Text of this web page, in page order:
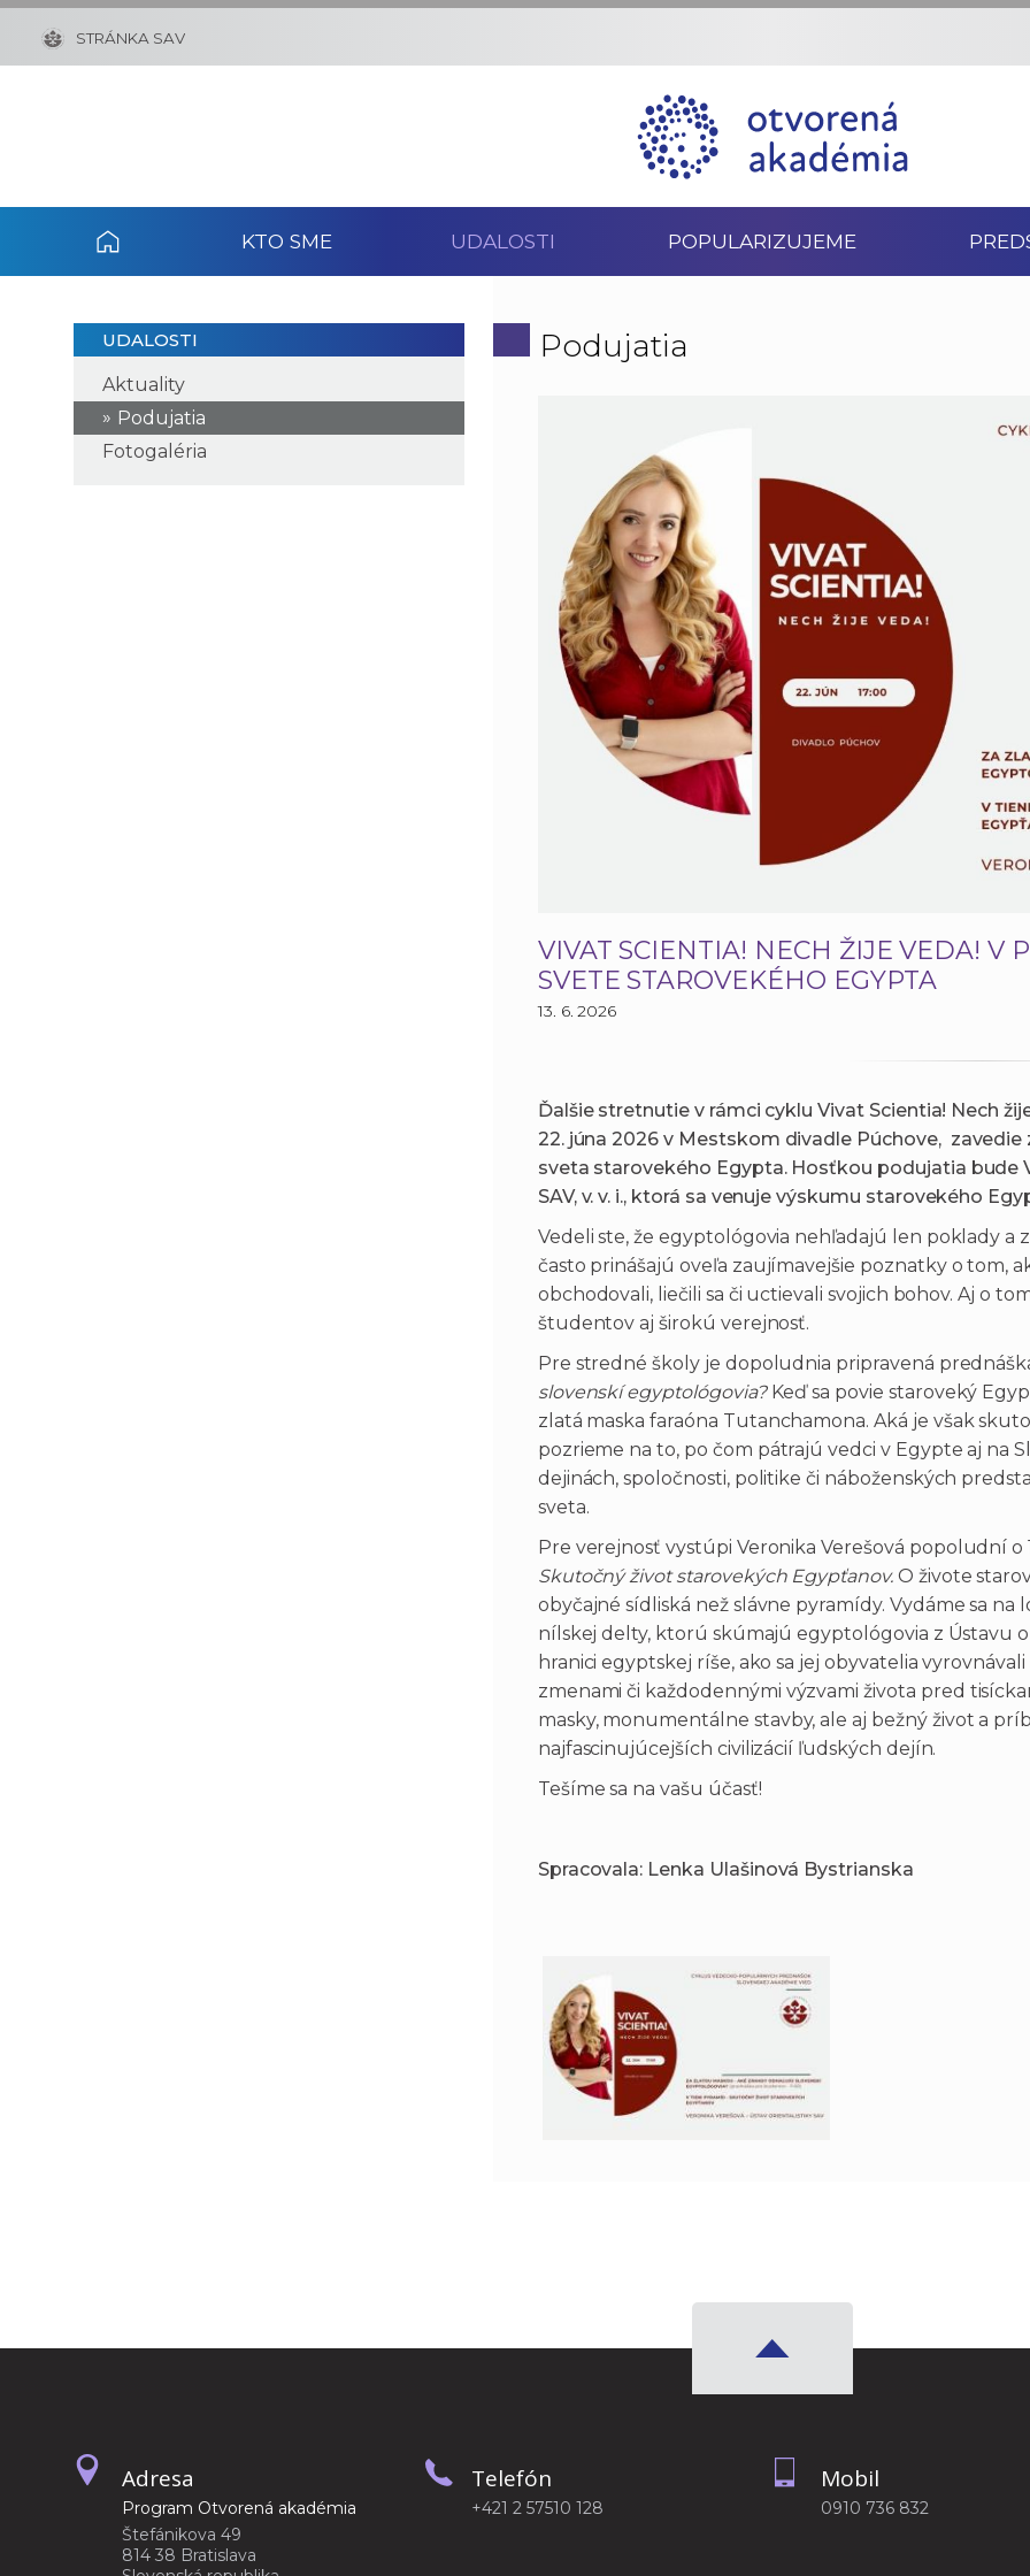
STRÁNKA SAV
KTO SME UDALOSTI POPULARIZUJEME
UDALOSTI
Aktuality
Podujatia
Fotogaléria
Podujatia
VIVAT SCIENTIA! NECH ŽIJE VEDA! V
SVETE STAROVEKÉHO EGYPTA
13. 6. 2026
Ďalšie stretnutie v rámci cyklu Vivat Scientia! Nech
22. júna 2026 v Mestskom divadle Púchove,
sveta starovekého Egypta. Hosťkou podujatia bude
SAV, v. v. i., ktorá sa venuje výskumu starovekého
Vedeli ste, že egyptológovia nehľadajú len poklady a
často prinášajú oveľa zaujímavejšie poznatky o tom,
obchodovali, liečili sa či uctievali svojich bohov. Aj o
študentov aj širokú verejnosť.
Pre stredné školy je dopoludnia pripravená
slovenskí egyptológovia? Keď sa povie staroveký
zlatá maska faraóna Tutanchamona. Aká je však
pozrieme na to, po čom pátrajú vedci v Egypte aj na
dejinách, spoločnosti, politike či náboženských
sveta.
Pre verejnosť vystúpi Veronika Verešová popoludní o
Skutočný život starovekých Egypťanov. O živote
obyčajné sídliská než slávne pyramídy. Vydáme sa
nílskej delty, ktorú skúmajú egyptológovia z Ústavu
hranici egyptskej ríše, ako sa jej obyvatelia
zmenami či každodennými výzvami života pred
masky, monumentálne stavby, ale aj bežný život a
najfascinujúcejších civilizácií ľudských dejín.
Tešíme sa na vašu účasť!
Spracovala: Lenka Ulašinová Bystrianska
Adresa
Program Otvorená akadémia
Štefánikova 49
814 38 Bratislava
Telefón
+421 2 57510 128
Mobil
0910 736 832